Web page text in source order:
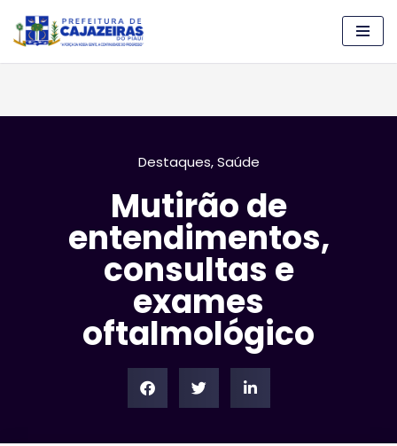
Pular
para
Destaques,Saúde
Mutirão de
entendimentos,
consultas e
exames
oftalmológico